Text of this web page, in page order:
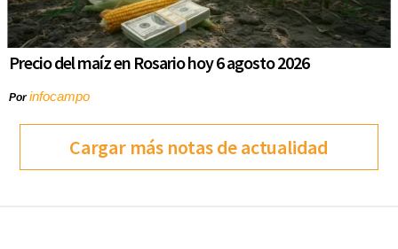
Precio del maíz en Rosario hoy 6 agosto 2026
Porinfocampo
Cargar más notas de actualidad